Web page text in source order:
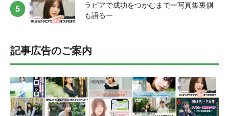
自分でアレンジしてみたりしています。あまり自炊しないなーって人
だったり、何か食べたいなという時に観ると作ってみようという気持
ちになれるのでオススメです！ 「ここ会社だぞダメだろ！」っていう
るし、何より食欲をそそられるので是非チェックしてみてください^ ^[/
ふきだし] “都丸亜華梨レコメンド”『芸人さんのロケバス車内トー
ク！』 都丸 亜華梨(とまる あかり) 2001年11月20日生まれ、群馬県出
イナリスト。タレント・グラビア等で活躍する都丸紗也華の妹。趣味
はネットサーフィン。 【YouTube「ざっくりYouTube」】
https://www.youtube.com/watch?v=srZEmzXwMFw [ふきだし
icon="https://platinum-times.com/wp-content/uploads/2022/09/スクリー
ラビアで成功をつかむまでー写真集裏側
も語るー
記事広告のご案内